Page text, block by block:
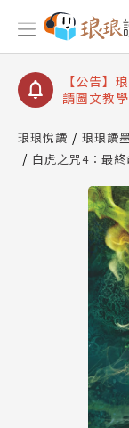
【公告】
【公告】
【公告】
請圖文教學
查詢
【公告】
琅琅悅讀 琅琅讀
白虎之咒4：最